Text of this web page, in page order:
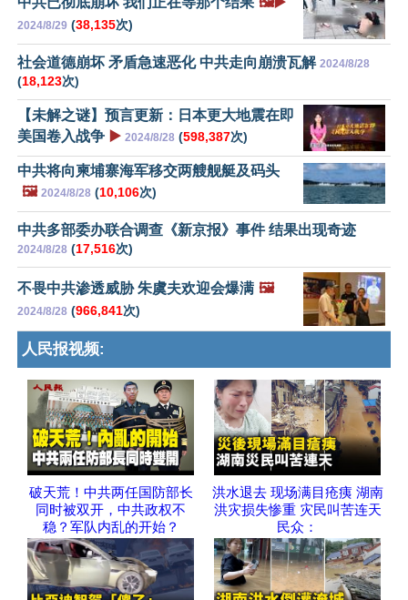
2024/8/29 (38,135次)
社会道德崩坏 矛盾急速恶化 中共走向崩溃瓦解 2024/8/28
(18,123次)
【未解之谜】预言更新：日本更大地震在即
美国卷入战争 ▶️ 2024/8/28 (598,387次)
中共将向柬埔寨海军移交两艘舰艇及码头
🖼️ 2024/8/28 (10,106次)
中共多部委办联合调查《新京报》事件 结果出现奇迹
2024/8/28 (17,516次)
不畏中共渗透威胁 朱虞夫欢迎会爆满 🖼️
2024/8/28 (966,841次)
人民报视频:
破天荒！中共两任国防部长
同时被双开，中共政权不
稳？军队内乱的开始？
洪水退去 现场满目疮痍 湖南
洪灾损失惨重 灾民叫苦连天
民众：